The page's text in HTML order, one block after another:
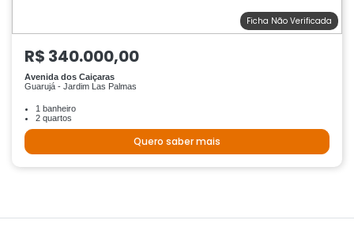
Ficha Não Verificada
R$ 340.000,00
Avenida dos Caiçaras
Guarujá - Jardim Las Palmas
1 banheiro
2 quartos
Quero saber mais